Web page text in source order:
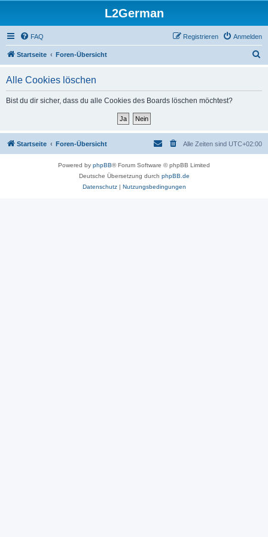
L2German
FAQ Anmelden
Registrieren
Startseite Foren-Übersicht
Alle Cookies löschen
Bist du dir sicher, dass du alle Cookies des Boards löschen möchtest?
Startseite Foren-Übersicht Alle Zeiten sind UTC+02:00
Powered by phpBB® Forum Software © phpBB Limited
Deutsche Übersetzung durch phpBB.de
Datenschutz| Nutzungsbedingungen